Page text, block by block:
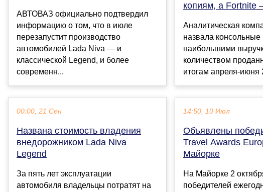
АВТОВАЗ официально подтвердил
информацию о том, что в июле
перезапустит производство
автомобилей Lada Niva — и
классической Legend, и более
современн...
00:00, 21 Сен
Названа стоимость владения
внедорожником Lada Niva
Legend
За пять лет эксплуатации
автомобиля владельцы потратят на
копиям, а Fortnite
Аналитическая
назвала консольные
наибольшими
количеством
итогам апреля-июня
14:50, 10 Июл
Объявлены
Travel Awards
Майорке
На Майорке 2
победителей